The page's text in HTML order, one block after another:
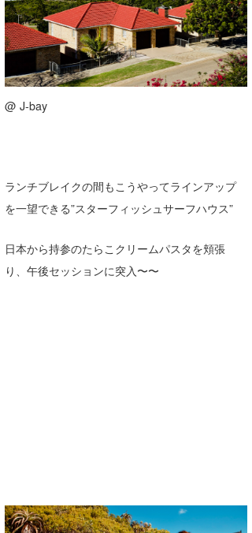
@ J-bay
ランチブレイクの間もこうやってラインアップ
を一望できる”スターフィッシュサーフハウス”
日本から持参のたらこクリームパスタを頬張
り、午後セッションに突入〜〜